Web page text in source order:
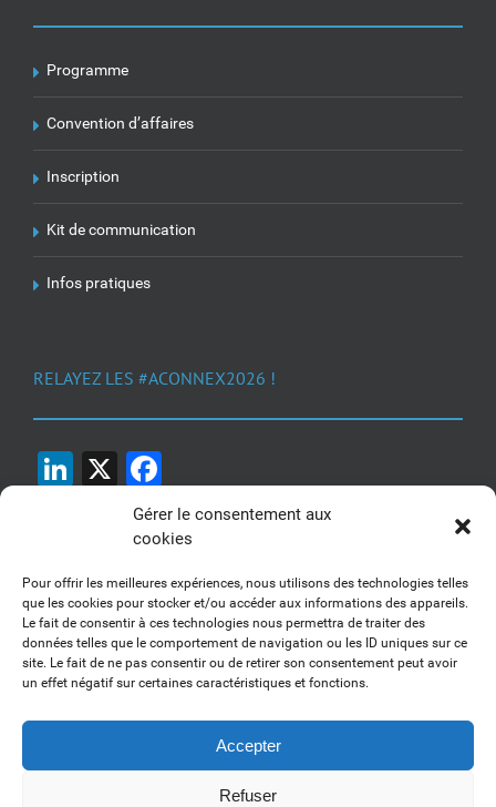
Gérer le consentement aux
cookies
Pour offrir les meilleures expériences, nous utilisons des technologies telles
que les cookies pour stocker et/ou accéder aux informations des appareils.
Le fait de consentir à ces technologies nous permettra de traiter des
données telles que le comportement de navigation ou les ID uniques sur ce
site. Le fait de ne pas consentir ou de retirer son consentement peut avoir
un effet négatif sur certaines caractéristiques et fonctions.
Accepter
Refuser
Programme
Convention d’affaires
Inscription
Kit de communication
Infos pratiques
RELAYEZ LES #ACONNEX2026 !
LinkedIn
X
1, 2, 3... Buzzez !
Découvrez nos kits communication